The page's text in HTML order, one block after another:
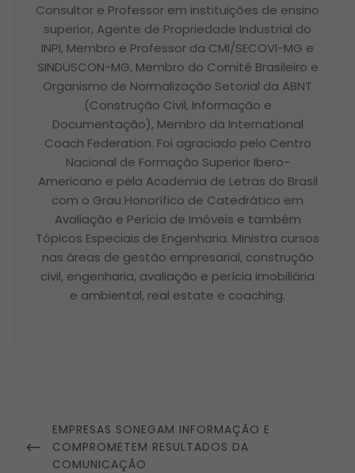
Consultor e Professor em instituições de ensino
superior, Agente de Propriedade Industrial do
INPI, Membro e Professor da CMI/SECOVI-MG e
SINDUSCON-MG, Membro do Comitê Brasileiro e
Organismo de Normalização Setorial da ABNT
(Construção Civil, Informação e
Documentação), Membro da International
Coach Federation. Foi agraciado pelo Centro
Nacional de Formação Superior Ibero-
Americano e pela Academia de Letras do Brasil
com o Grau Honorífico de Catedrático em
Avaliação e Perícia de Imóveis e também
Tópicos Especiais de Engenharia. Ministra cursos
nas áreas de gestão empresarial, construção
civil, engenharia, avaliação e perícia imobiliária
e ambiental, real estate e coaching.
Post
PREVIOUS
POST
EMPRESAS SONEGAM INFORMAÇÃO E
COMPROMETEM RESULTADOS DA
COMUNICAÇÃO